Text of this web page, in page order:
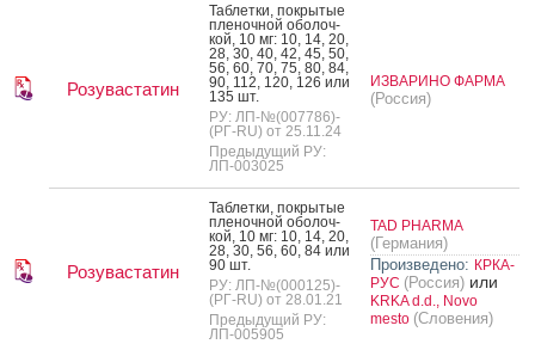
Розувастатин
Таб­летки, пок­ры­тые
пле­ноч­ной обо­лоч­
кой, 10 мг: 10, 14, 20,
28, 30, 40, 42, 45, 50,
56, 60, 70, 75, 80, 84,
90, 112, 120, 126 или
135 шт.
РУ: ЛП-№(007786)-
(РГ-RU) от 25.11.24
Предыдущий РУ:
ЛП-003025
ИЗВАРИНО ФАРМА
(Россия)
Розувастатин
Таб­летки, пок­ры­тые
пле­ноч­ной обо­лоч­
кой, 10 мг: 10, 14, 20,
28, 30, 56, 60, 84 или
90 шт.
РУ: ЛП-№(000125)-
(РГ-RU) от 28.01.21
Предыдущий РУ:
ЛП-005905
TAD PHARMA
(Германия)
Произведено: КРКА-
РУС (Россия) или
KRKA d.d., Novo
mesto (Словения)